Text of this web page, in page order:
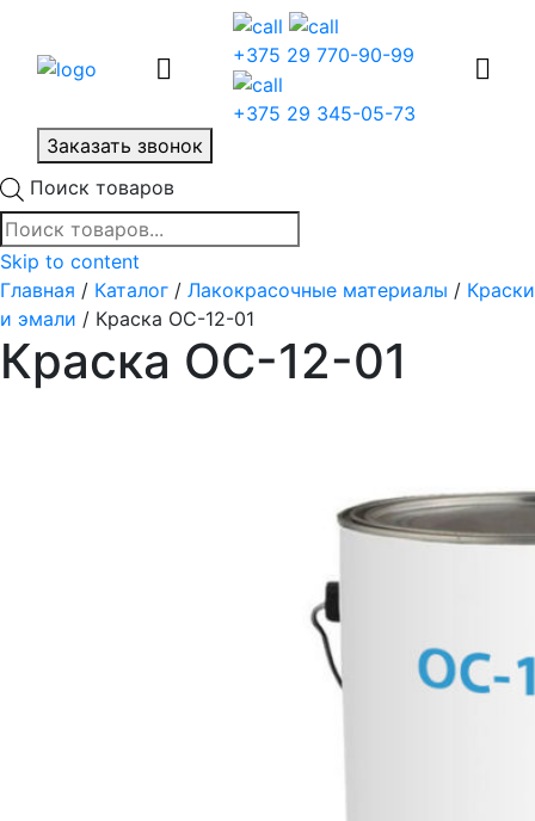
+375 29 770-90-99
+375 29 345-05-73
Заказать звонок
Поиск товаров
Skip to content
Главная / Каталог / Лакокрасочные материалы / Краски
и эмали / Краска ОС-12-01
Краска ОС-12-01